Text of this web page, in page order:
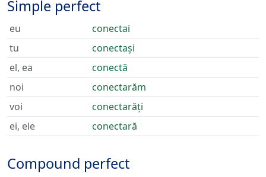
Simple perfect
eu
conectai
tu
conectași
el, ea
conectă
noi
conectarăm
voi
conectarăți
ei, ele
conectară
Compound perfect